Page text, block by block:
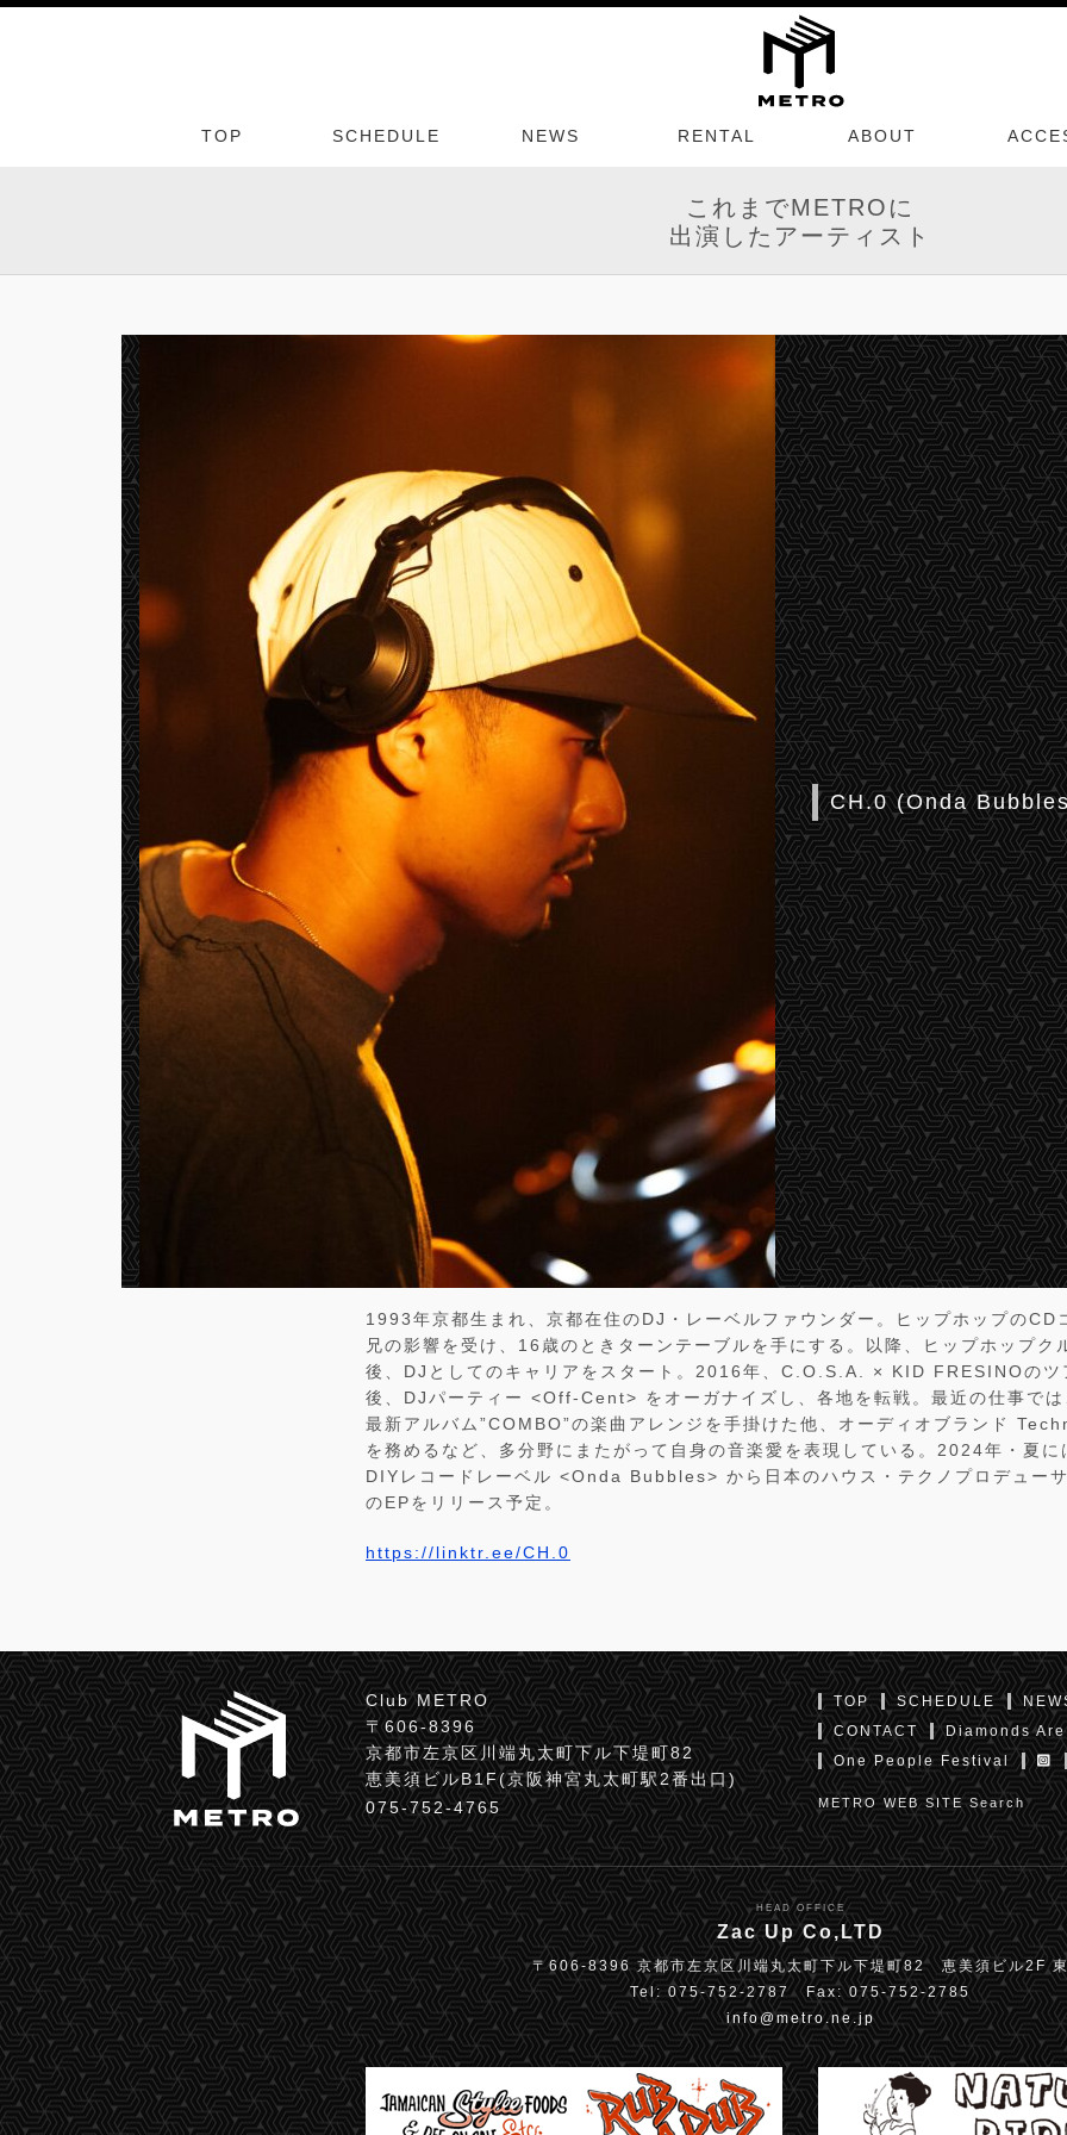
TOP SCHEDULE NEWS RENTAL ABOUT
これまでMETROに
出演したアーティスト
CH.0 (Onda
1993年京都生まれ、京都在住のDJ・レーベルファウンダー。ヒップホップのCD
兄の影響を受け、16歳のときターンテーブルを手にする。以降、ヒップホップ
後、DJとしてのキャリアをスタート。2016年、C.O.S.A. × KID FRESINOのツ
後、DJパーティー <Off-Cent> をオーガナイズし、各地を転戦。最近の仕事で
最新アルバム”COMBO”の楽曲アレンジを手掛けた他、オーディオブランド
を務めるなど、多分野にまたがって自身の音楽愛を表現している。2024年・夏
DIYレコードレーベル <Onda Bubbles> から日本のハウス・テクノプロデュー
のEPをリリース予定。
https://linktr.ee/CH.0
Club METRO
〒606-8396
京都市左京区川端丸太町下ル下堤町82
恵美須ビルB1F(京阪神宮丸太町駅2番出口)
075-752-4765
TOP SCHEDULE
CONTACT
Diamonds
One People Festival
METRO WEB SITE Search
HEAD OFFICE
Zac Up Co,LTD
〒606-8396 京都市左京区川端丸太町下ル下堤町82 恵美須ビル2F
Tel: 075-752-2787 Fax: 075-752-2785
info@metro.ne.jp